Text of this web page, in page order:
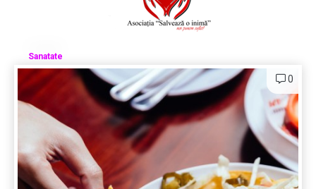
Sanatate
0